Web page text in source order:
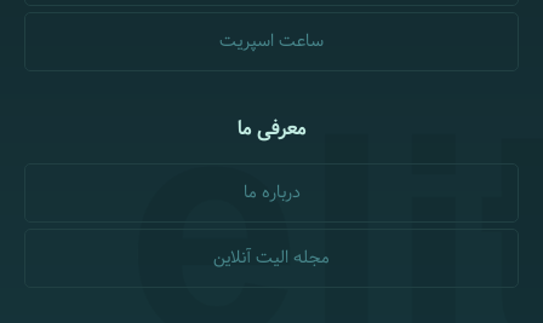
ساعت اسپریت
معرفی ما
درباره ما
مجله الیت آنلاین